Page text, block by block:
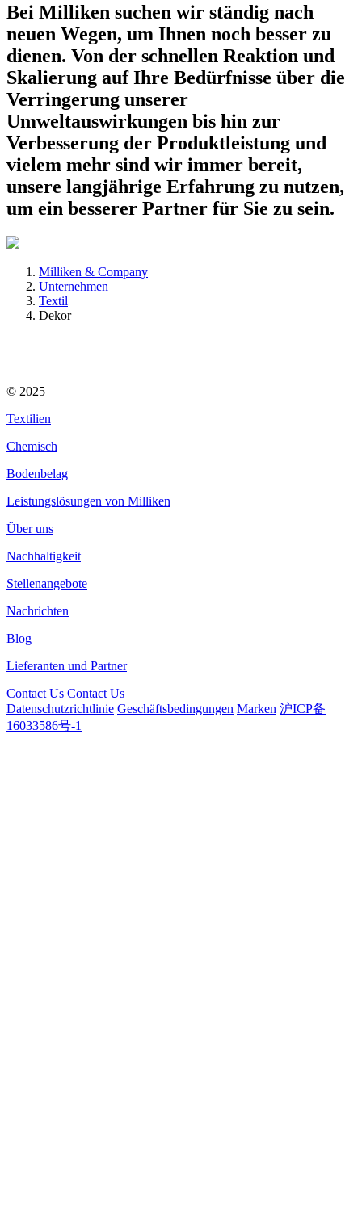
Bei Milliken suchen wir ständig nach
neuen Wegen, um Ihnen noch besser zu
dienen. Von der schnellen Reaktion und
Skalierung auf Ihre Bedürfnisse über die
Verringerung unserer
Umweltauswirkungen bis hin zur
Verbesserung der Produktleistung und
vielem mehr sind wir immer bereit,
unsere langjährige Erfahrung zu nutzen,
um ein besserer Partner für Sie zu sein.
Milliken & Company
Unternehmen
Textil
Dekor
© 2025
Textilien
Chemisch
Bodenbelag
Leistungslösungen von Milliken
Über uns
Nachhaltigkeit
Stellenangebote
Nachrichten
Blog
Lieferanten und Partner
Contact Us Contact Us
Datenschutzrichtlinie Geschäftsbedingungen Marken 沪ICP备
16033586号-1